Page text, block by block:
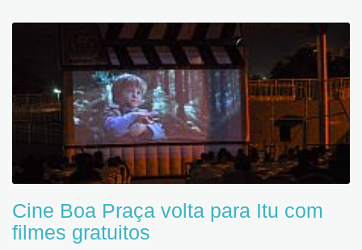
Cine Boa Praça volta para Itu com
filmes gratuitos